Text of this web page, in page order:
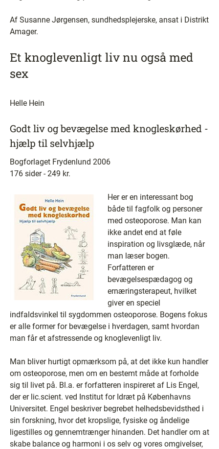
Af Susanne Jørgensen, sundhedsplejerske, ansat i Distrikt
Amager.
Et knoglevenligt liv nu også med
sex
Helle Hein
Godt liv og bevægelse med knogleskørhed -
hjælp til selvhjælp
Bogforlaget Frydenlund 2006
176 sider - 249 kr.
Her er en interessant bog
både til fagfolk og personer
med osteoporose. Man kan
ikke andet end at føle
inspiration og livsglæde, når
man læser bogen.
Forfatteren er
bevægelsespædagog og
ernæringsterapeut, hvilket
giver en speciel
indfaldsvinkel til sygdommen osteoporose. Bogens fokus
er alle former for bevægelse i hverdagen, samt hvordan
man får et afstressende og knoglevenligt liv.
Man bliver hurtigt opmærksom på, at det ikke kun handler
om osteoporose, men om en bestemt måde at forholde
sig til livet på. Bl.a. er forfatteren inspireret af Lis Engel,
der er lic.scient. ved Institut for Idræt på Københavns
Universitet. Engel beskriver begrebet helhedsbevidsthed i
sin forskning, hvor det kropslige, fysiske og åndelige
ligestilles og gennemtrænger hinanden. Det handler om at
skabe balance og harmoni i os selv og vores omgivelser,